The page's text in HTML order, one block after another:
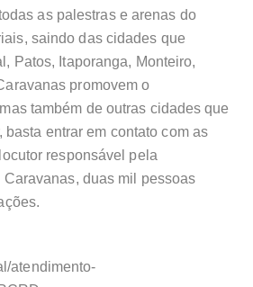
as palestras e arenas do
saindo das cidades que
Patos, Itaporanga, Monteiro,
promovem o
também de outras cidades que
entrar em contato com as
responsável pela
duas mil pessoas
atendimento-